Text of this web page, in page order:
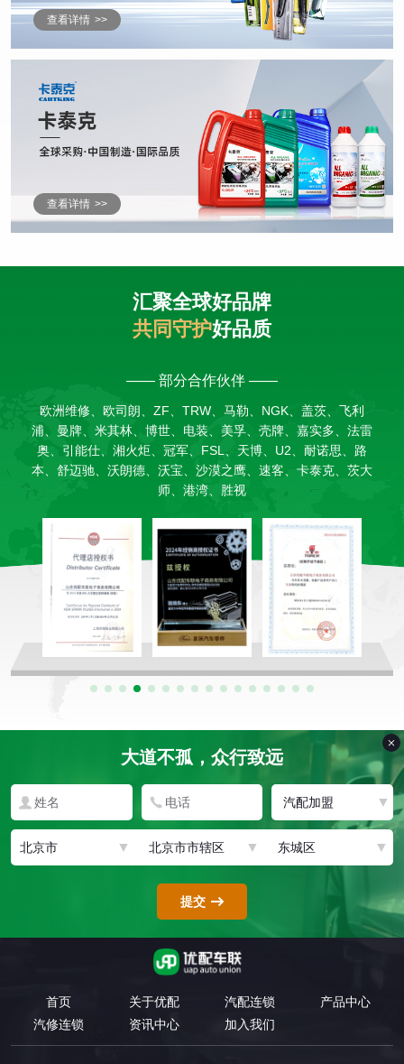
查看详情 >>
查看详情 >>
汇聚全球好品牌
共同守护好品质
—— 部分合作伙伴 ——
欧洲维修、欧司朗、ZF、TRW、马勒、NGK、盖茨、飞利
浦、曼牌、米其林、博世、电装、美孚、壳牌、嘉实多、法雷
奥、引能仕、湘火炬、冠军、FSL、天博、U2、耐诺思、路
本、舒迈驰、沃朗德、沃宝、沙漠之鹰、速客、卡泰克、茨大
师、港湾、胜视
大道不孤，众行致远
提交
首页 关于优配 汽配连锁
产品中心
汽修连锁
资讯中心 加入我们